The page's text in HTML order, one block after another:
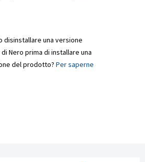
disinstallare una versione
Nero prima di installare una
del prodotto? Per saperne